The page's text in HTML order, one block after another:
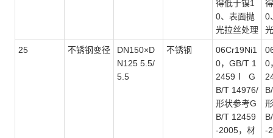
得低于镍1
0、表面抛
光拉丝处理
0
25 不锈钢变径
DN150×D
N125 5.5/
5.5
不锈钢
06Cr19Ni1
0，GB/T 1
2459Ⅰ G
B/T 14976/
形状参考G
B/T 12459
-2005，材
0
-